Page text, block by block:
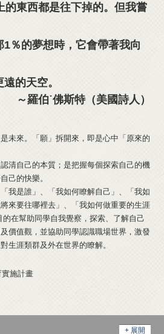
的東西都是往下掉的。但我嘗
％的夢想時，它會帶著我向
的天空。
～羅伯˙佛斯特（美國詩人）
未來。「願」拆開來，即是心中「原來的
清自己的本質；是把握每個探索自己的機
己的快樂。
我是誰」、「我如何瞭解自己」、「我如
來要往哪裡去」、「我如何做重要的生涯
在幫助同學自我覺察，探索、了解自己
價值觀，並協助同學認識職場世界，激發
生涯類群及外在世界的瞭解。
實施計畫
+ 展開